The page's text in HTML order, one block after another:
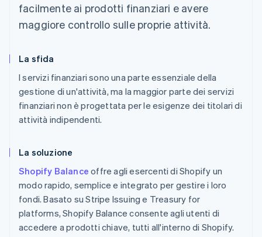
facilmente ai prodotti finanziari e avere
maggiore controllo sulle proprie attività.
La sfida
I servizi finanziari sono una parte essenziale della
gestione di un'attività, ma la maggior parte dei servizi
finanziari non è progettata per le esigenze dei titolari di
attività indipendenti.
La soluzione
Shopify Balance offre agli esercenti di Shopify un
modo rapido, semplice e integrato per gestire i loro
fondi. Basato su Stripe Issuing e Treasury for
platforms, Shopify Balance consente agli utenti di
accedere a prodotti chiave, tutti all'interno di Shopify.